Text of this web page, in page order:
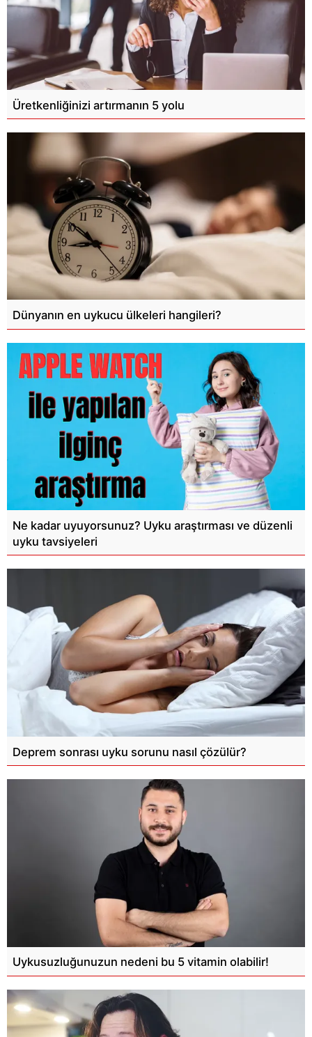
Üretkenliğinizi artırmanın 5 yolu
Dünyanın en uykucu ülkeleri hangileri?
Ne kadar uyuyorsunuz? Uyku araştırması ve düzenli
uyku tavsiyeleri
Deprem sonrası uyku sorunu nasıl çözülür?
Uykusuzluğunuzun nedeni bu 5 vitamin olabilir!